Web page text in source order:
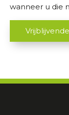
wanneer u die